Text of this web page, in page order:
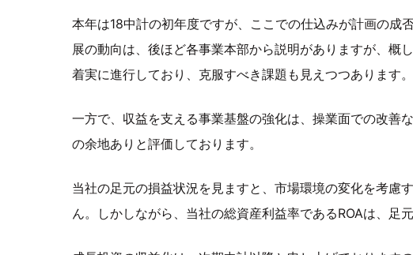
本年は18中計の初年度ですが、ここでの仕込みが計画の成
展の動向は、後ほど各事業本部から説明がありますが、概
着実に進行しており、克服すべき課題も見えつつあります。
一方で、収益を支える事業基盤の強化は、操業面での改善
の余地ありと評価しております。
当社の足元の損益状況を見ますと、市場環境の変化を考慮
ん。しかしながら、当社の総資産利益率であるROAは、足